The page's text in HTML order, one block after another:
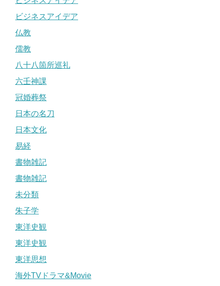
ビジネスアイデア
仏教
儒教
八十八箇所巡礼
六壬神課
冠婚葬祭
日本の名刀
日本文化
易経
書物雑記
書物雑記
未分類
朱子学
東洋史観
東洋史観
東洋思想
海外TVドラマ&Movie